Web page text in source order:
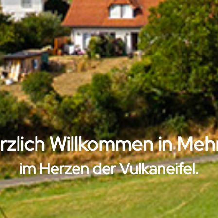
Willkommen in
im Herzen der Vulkaneifel.